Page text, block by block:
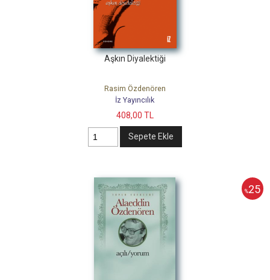
Aşkın Diyalektiği
Rasim Özdenören
İz Yayıncılık
408,00 TL
Sepete Ekle
%25